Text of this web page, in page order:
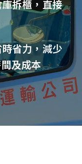
拆櫃，直接
省力，減少
及成本